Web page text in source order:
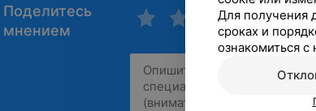
Поделитесь
мнением
Для получения
сроках и
ознакомиться с